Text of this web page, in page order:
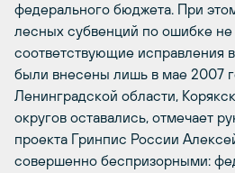
федерального бюджета. При
лесных субвенций по ошибке не
соответствующие исправления
были внесены лишь в мае 2007
Ленинградской области,
округов оставались, отмечает
проекта Гринпис России
совершенно беспризорными: